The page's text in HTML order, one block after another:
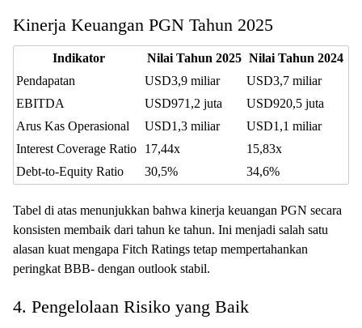
Kinerja Keuangan PGN Tahun 2025
Indikator Nilai Tahun 2025 Nilai Tahun 2024
Pendapatan
USD3,9 miliar
USD3,7 miliar
EBITDA
USD971,2 juta
USD920,5 juta
Arus Kas Operasional
USD1,3 miliar
USD1,1 miliar
Interest Coverage Ratio
17,44x
15,83x
Debt-to-Equity Ratio
30,5% 34,6%
Tabel di atas menunjukkan bahwa kinerja keuangan PGN secara
konsisten membaik dari tahun ke tahun. Ini menjadi salah satu
alasan kuat mengapa Fitch Ratings tetap mempertahankan
peringkat BBB- dengan outlook stabil.
4. Pengelolaan Risiko yang Baik